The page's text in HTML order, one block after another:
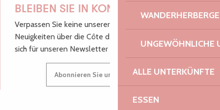
UNGEWÖHNLICHE
ALLE UNTERKÜNFTE
ESSEN
BLEIBEN SIE IN KONTAKT!
Verpassen Sie keine unserer guten Tipps und
Neuigkeiten über die Côte de Granit Rose, melden Sie
sich für unseren Newsletter an.
Abonnieren Sie unseren Newsletter